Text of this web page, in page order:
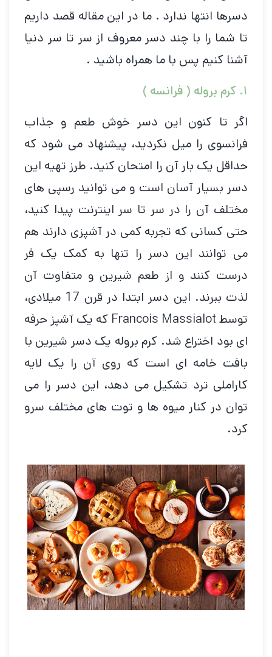
دسرها انتها ندارد . ما در این مقاله قصد داریم
تا شما را با چند دسر معروف از سر تا سر دنیا
آشنا کنیم پس با ما همراه باشید .
۱. کرم بروله ( فرانسه )
اگر تا کنون این دسر خوش طعم و جذاب
فرانسوی را میل نکردید، پیشنهاد می شود که
حداقل یک بار آن را امتحان کنید. طرز تهیه این
دسر بسیار آسان است و می توانید رسپی های
مختلف آن را در سر تا سر اینترنت پیدا کنید،
حتی کسانی که تجربه کمی در آشپزی دارند هم
می توانند این دسر را تنها به کمک یک فر
درست کنند و از طعم شیرین و متفاوت آن
لذت ببرند. این دسر ابتدا در قرن 17 میلادی،
توسط Francois Massialot که یک آشپز حرفه
ای بود اختراع شد. کرم بروله یک دسر شیرین با
بافت خامه ای است که روی آن را یک لایه
کاراملی ترد تشکیل می دهد، این دسر را می
توان در کنار میوه ها و توت های مختلف سرو
کرد.